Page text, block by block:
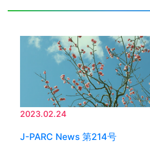
2023.02.24
J-PARC News 第214号